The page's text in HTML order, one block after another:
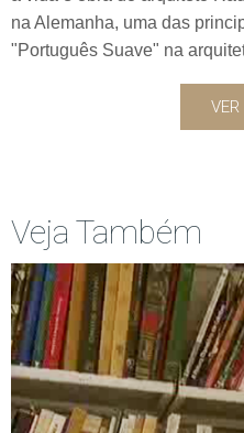
na Alemanha, uma das
"Português Suave" na
Veja Também